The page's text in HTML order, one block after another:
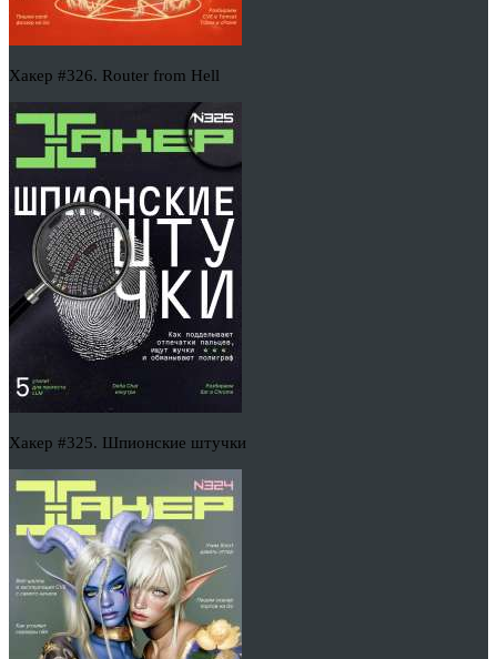
Хакер #326. Router from Hell
Хакер #325. Шпионские штучки